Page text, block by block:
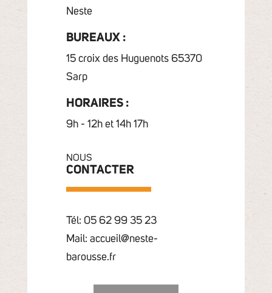
Neste
BUREAUX :
15 croix des Huguenots 65370
Sarp
HORAIRES :
9h - 12h et 14h 17h
NOUS
CONTACTER
Tél: 05 62 99 35 23
Mail: accueil@neste-
barousse.fr